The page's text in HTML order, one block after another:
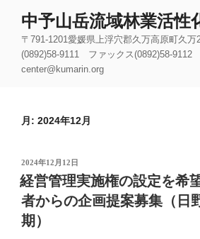
中予山岳流域林業活性
〒791-1201愛媛県上浮穴郡久万高原町久
(0892)58-9111 ファックス(0892)58-9112
center@kumarin.org
月: 2024年12月
投
稿
日:
2024年12月12日
経営管理実施権の設定を希
者からの企画提案募集（日
期）